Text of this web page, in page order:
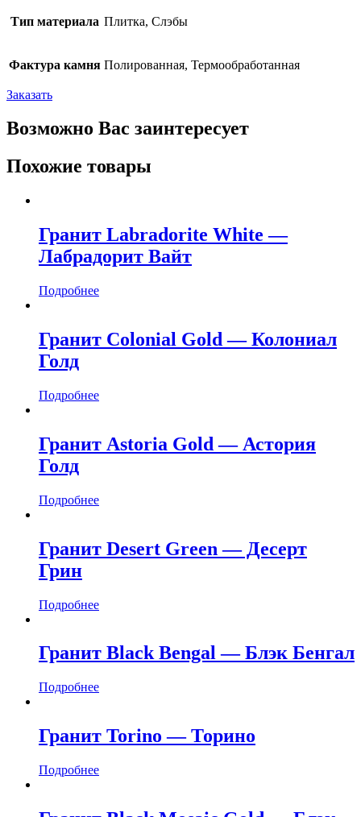
Тип материала Плитка, Слэбы
Фактура камня Полированная, Термообработанная
Заказать
Возможно Вас заинтересует
Похожие товары
Гранит Labradorite White —
Лабрадорит Вайт
Подробнее
Гранит Colonial Gold — Колониал
Голд
Подробнее
Гранит Astoria Gold — Астория
Голд
Подробнее
Гранит Desert Green — Десерт
Грин
Подробнее
Гранит Black Bengal — Блэк Бенгал
Подробнее
Гранит Torino — Торино
Подробнее